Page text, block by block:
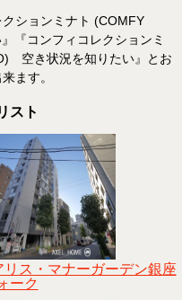
ションミナト (COMFY
『コンフィコレクションミ
空き状況を知りたい』とお
ます。
スト
リス・マナーガーデン銀座
ーク